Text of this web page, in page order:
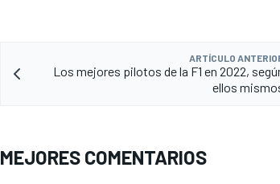
ARTÍCULO
Los mejores pilotos de la F1 en 2022,
ellos
MEJORES COMENTARIOS